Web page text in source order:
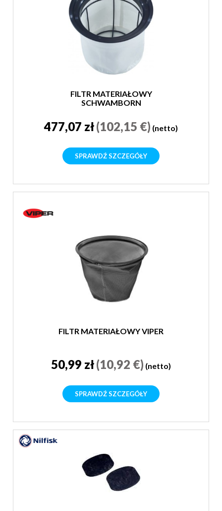
FILTR MATERIAŁOWY
SCHWAMBORN
477,07 zł(102,15 €) (netto)
SPRAWDŹ SZCZEGÓŁY
FILTR MATERIAŁOWY VIPER
50,99 zł(10,92 €) (netto)
SPRAWDŹ SZCZEGÓŁY